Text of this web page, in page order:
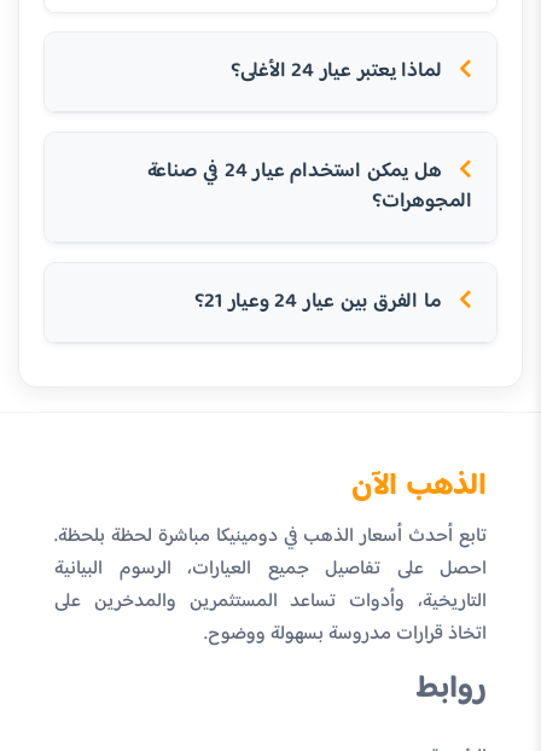
لماذا يعتبر عيار 24 الأغلى؟
هل يمكن استخدام عيار 24 في صناعة
المجوهرات؟
ما الفرق بين عيار 24 وعيار 21؟
الذهب الآن
تابع أحدث أسعار الذهب في دومينيكا مباشرة لحظة بلحظة.
احصل على تفاصيل جميع العيارات، الرسوم البيانية
التاريخية، وأدوات تساعد المستثمرين والمدخرين على
اتخاذ قرارات مدروسة بسهولة ووضوح.
روابط